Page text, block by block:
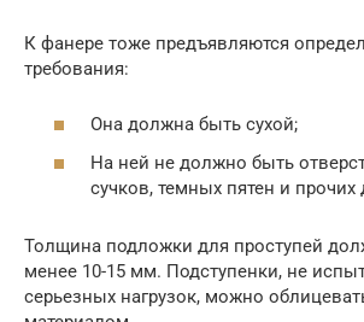
К фанере тоже предъявляются
требования:
Она должна быть сухой;
На ней не должно быть
сучков, темных пятен и прочих
Толщина подложки для проступей
менее 10-15 мм. Подступенки, не
серьезных нагрузок, можно